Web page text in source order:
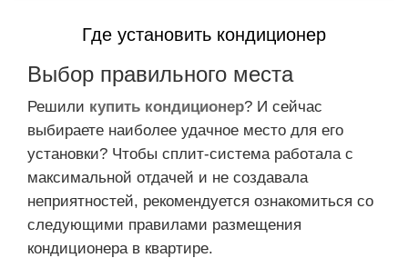
Где установить кондиционер
Выбор правильного места
Решили купить кондиционер? И сейчас
выбираете наиболее удачное место для его
установки? Чтобы сплит-система работала с
максимальной отдачей и не создавала
неприятностей, рекомендуется ознакомиться со
следующими правилами размещения
кондиционера в квартире.